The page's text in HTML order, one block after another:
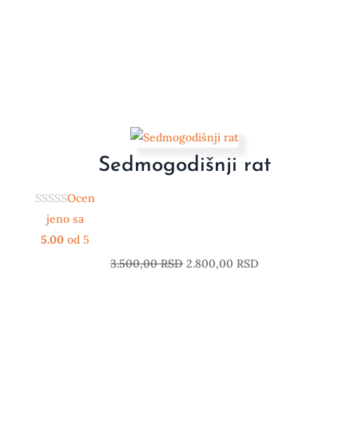
Sedmogodišnji rat
Ocen
jeno sa
5.00 od 5
3.500,00RSD 2.800,00 RSD